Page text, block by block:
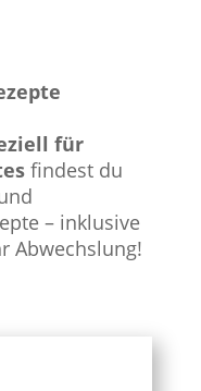
für
findest du
– inklusive
Abwechslung!